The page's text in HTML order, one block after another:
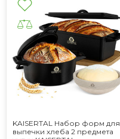
KAISERTAL Набор форм для
выпечки хлеба 2 предмета